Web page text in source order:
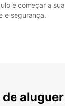
e começar a
e segurança.